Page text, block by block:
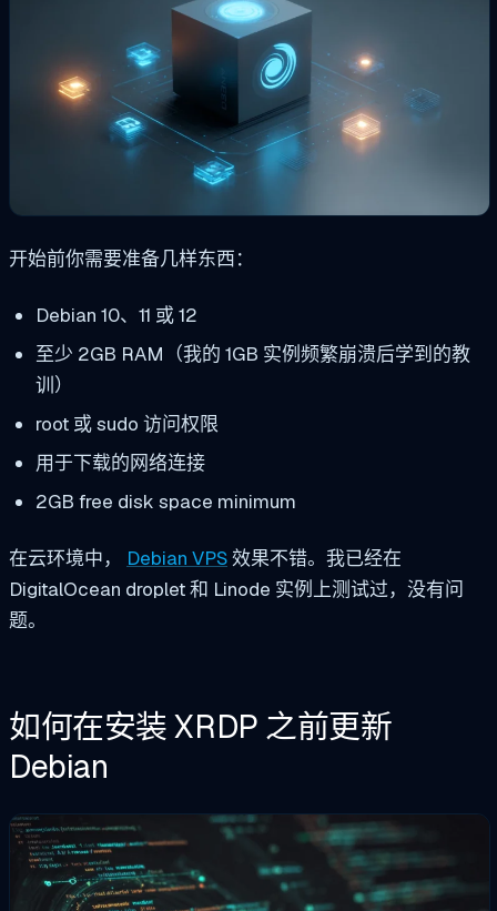
开始前你需要准备几样东西：
Debian 10、11 或 12
至少 2GB RAM（我的 1GB 实例频繁崩溃后学到的教
训）
root 或 sudo 访问权限
用于下载的网络连接
2GB free disk space minimum
在云环境中， Debian VPS效果不错。我已经在
DigitalOcean droplet 和 Linode 实例上测试过，没有问
题。
如何在安装 XRDP 之前更新
Debian